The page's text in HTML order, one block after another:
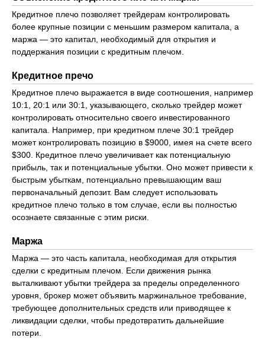
Кредитное плечо позволяет трейдерам контролировать
более крупные позиции с меньшим размером капитала, а
маржа — это капитал, необходимый для открытия и
поддержания позиции с кредитным плечом.
Кредитное пречо
Кредитное плечо выражается в виде соотношения, например
10:1, 20:1 или 30:1, указывающего, сколько трейдер может
контролировать относительно своего инвестированного
капитала. Например, при кредитном плече 30:1 трейдер
может контролировать позицию в $9000, имея на счете всего
$300. Кредитное плечо увеличивает как потенциальную
прибыль, так и потенциальные убытки. Оно может привести к
быстрым убыткам, потенциально превышающим ваш
первоначальный депозит. Вам следует использовать
кредитное плечо только в том случае, если вы полностью
осознаете связанные с этим риски.
Маржа
Маржа — это часть капитала, необходимая для открытия
сделки с кредитным плечом. Если движения рынка
выталкивают убытки трейдера за пределы определенного
уровня, брокер может объявить маржинальное требование,
требующее дополнительных средств или приводящее к
ликвидации сделки, чтобы предотвратить дальнейшие
потери.